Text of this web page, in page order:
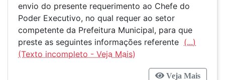
envio do presente requerimento ao Chefe do
Poder Executivo, no qual requer ao setor
competente da Prefeitura Municipal, para que
preste as seguintes informações referente (...)
Veja Mais